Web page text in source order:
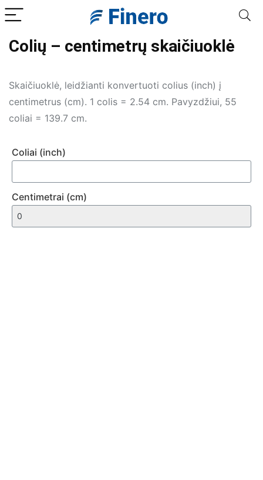
Colių – centimetrų skaičiuoklė
Skaičiuoklė, leidžianti konvertuoti colius (inch) į
centimetrus (cm). 1 colis = 2.54 cm. Pavyzdžiui, 55
coliai = 139.7 cm.
Coliai (inch)
Centimetrai (cm)